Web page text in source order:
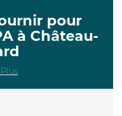
pour
à Château-